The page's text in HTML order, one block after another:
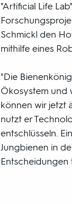
"Artificial Life
Schmickl den
mithilfe eines
"Die
Ökosystem und
können wir jetzt
nutzt er
entschlüsseln.
Jungbienen in
Entscheidungen